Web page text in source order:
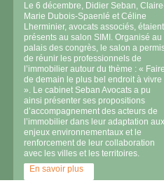
Le 6 décembre, Didier Seban,
Marie Dubois-Spaenlé et Céline
Lherminier, avocats associés, étaient
présents au salon SIMI. Organisé au
palais des congrès, le salon a
de réunir les professionnels de
l’immobilier autour du thème : «
de demain le plus bel endroit à vivre
». Le cabinet Seban Avocats a pu
ainsi présenter ses propositions
d’accompagnement des acteurs de
l’immobilier dans leur adaptation aux
enjeux environnementaux et le
renforcement de leur collaboration
avec les villes et les territoires.
En savoir plus